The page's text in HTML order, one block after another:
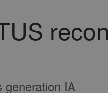
generation IA